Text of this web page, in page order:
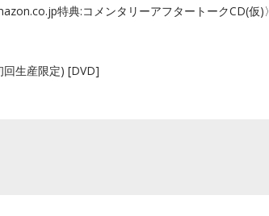
特典:コメンタリーアフタートークCD(仮)〉
回生産限定) [DVD]